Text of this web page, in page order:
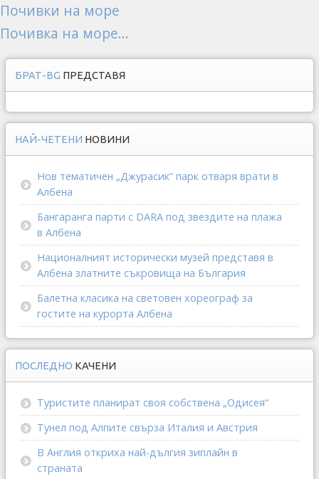
Почивки на море
Почивка на море...
БРАТ-BG ПРЕДСТАВЯ
НАЙ-ЧЕТЕНИ НОВИНИ
Нов тематичен „Джурасик“ парк отваря врати в
Албена
Бангаранга парти с DARA под звездите на плажа
в Албена
Националният исторически музей представя в
Албена златните съкровища на България
Балетна класика на световен хореограф за
гостите на курорта Албена
ПОСЛЕДНО КАЧЕНИ
Туристите планират своя собствена „Одисея“
Тунел под Алпите свърза Италия и Австрия
В Англия откриха най-дългия зиплайн в
страната